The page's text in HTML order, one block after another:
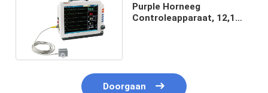
Purple Horneeg
Controleapparaat, 12,1
Doorgaan